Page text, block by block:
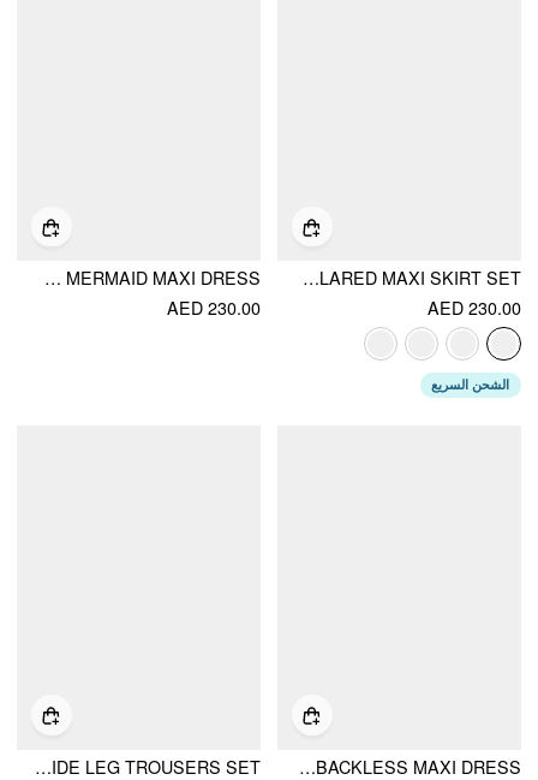
SATIN COWL NECK LACE PANEL TOP & MID RISE FLARED MAXI SKIRT SET
AED 230.00
الشحن السريع
SATIN POLKA DOT HALTER NECKLINE BACKLESS LACE TRIM MERMAID MAXI DRESS
AED 230.00
LACE STAND COLLAR SCARF NECK SPLIT BACKLESS MAXI DRESS
SATIN V-NECK LACE TRIM WRAP TOP & MID RISE WIDE LEG TROUSERS SET